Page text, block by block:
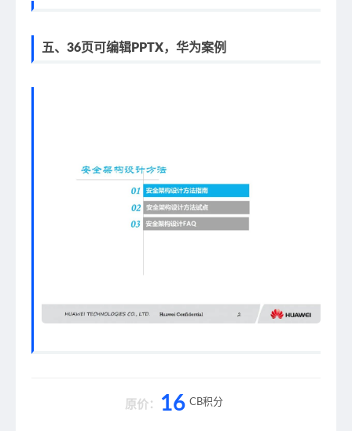
五、36页可编辑PPTX，华为案例
原价： 16 CB积分